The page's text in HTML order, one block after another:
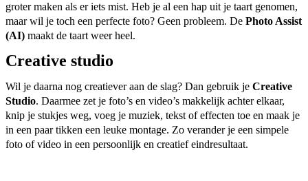
groter maken als er iets mist. Heb je al een hap uit je taart genomen,
maar wil je toch een perfecte foto? Geen probleem. De Photo Assist
(AI) maakt de taart weer heel.
Creative studio
Wil je daarna nog creatiever aan de slag? Dan gebruik je Creative
Studio. Daarmee zet je foto’s en video’s makkelijk achter elkaar,
knip je stukjes weg, voeg je muziek, tekst of effecten toe en maak je
in een paar tikken een leuke montage. Zo verander je een simpele